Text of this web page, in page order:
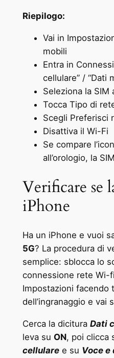
Riepilogo:
Vai in
mobili
Entra in
cellulare” / “Dati
Seleziona la SIM
Tocca Tipo di
Scegli Preferisci
Disattiva il Wi-Fi
Se compare
all’orologio, la
Verificare se
iPhone
Ha un iPhone e vuoi
5G? La procedura di
semplice: sblocca lo
connessione rete Wi-
Impostazioni facendo
dell’ingranaggio e vai
Cerca la dicitura Dati
leva su ON, poi clicca
cellularee su Voce e